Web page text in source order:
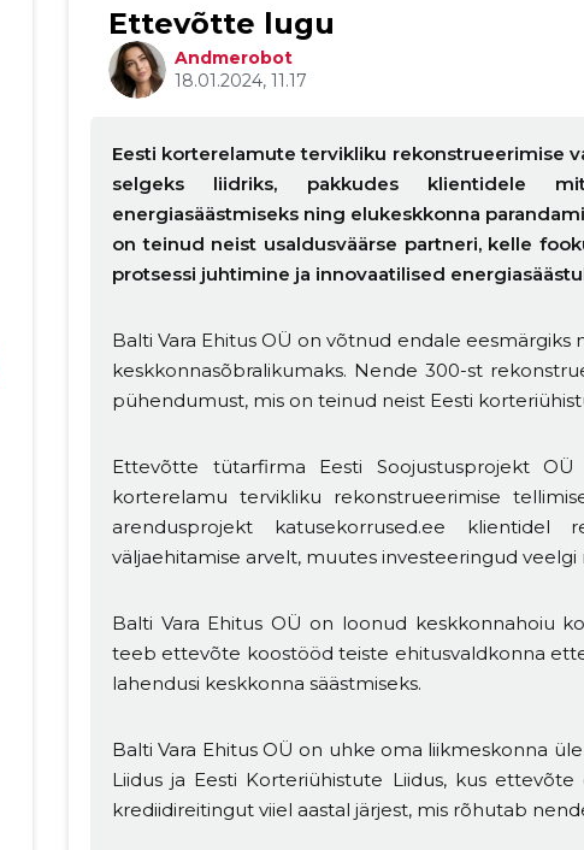
Ettevõtte lugu
Andmerobot
18.01.2024, 11.17
Eesti korterelamute tervikliku rekonstrueerimise
selgeks liidriks, pakkudes klientidele
energiasäästmiseks ning elukeskkonna
on teinud neist usaldusväärse partneri, kelle
protsessi juhtimine ja innovaatilised
Balti Vara Ehitus OÜ on võtnud endale
keskkonnasõbralikumaks. Nende 300-st
pühendumust, mis on teinud neist Eesti
Ettevõtte tütarfirma Eesti Soojustusprojekt
korterelamu tervikliku rekonstrueerimise
arendusprojekt katusekorrused.ee klientidel
väljaehitamise arvelt, muutes investeeringud veelgi
Balti Vara Ehitus OÜ on loonud keskkonnahoiu
teeb ettevõte koostööd teiste ehitusvaldkonna
lahendusi keskkonna säästmiseks.
Balti Vara Ehitus OÜ on uhke oma liikmeskonna
Liidus ja Eesti Korteriühistute Liidus, kus
krediidireitingut viiel aastal järjest, mis rõhutab
Muuda pildi kirjeldust